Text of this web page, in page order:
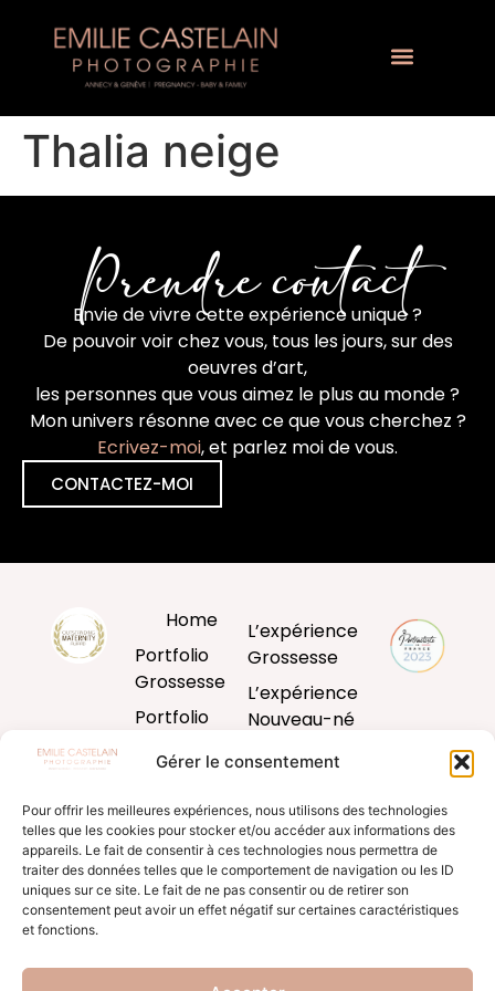
Gérer le consentement
Pour offrir les meilleures expériences, nous utilisons des technologies
telles que les cookies pour stocker et/ou accéder aux informations des
appareils. Le fait de consentir à ces technologies nous permettra de
traiter des données telles que le comportement de navigation ou les ID
uniques sur ce site. Le fait de ne pas consentir ou de retirer son
consentement peut avoir un effet négatif sur certaines caractéristiques
et fonctions.
Thalia neige
Prendre contact
Envie de vivre cette expérience unique ?
De pouvoir voir chez vous, tous les jours, sur des
oeuvres d’art,
les personnes que vous aimez le plus au monde ?
Mon univers résonne avec ce que vous cherchez ?
Ecrivez-moi, et parlez moi de vous.
CONTACTEZ-MOI
Home
Portfolio
Grossesse
Portfolio
Bébé
Portfolio
Famille
Blog
L’expérience
Grossesse
L’expérience
Nouveau-né
L’expérience
L’expérience
famille
Produits
d’art